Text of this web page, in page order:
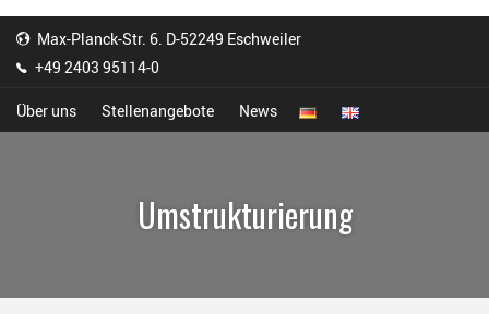
Max-Planck-Str. 6. D-52249 Eschweiler
+49 2403 95114-0
Über uns Stellenangebote News
Umstrukturierung